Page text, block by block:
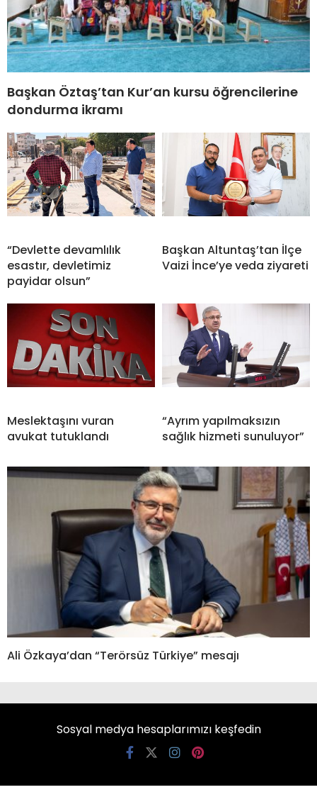
Başkan Öztaş’tan Kur’an kursu öğrencilerine
dondurma ikramı
“Devlette devamlılık
esastır, devletimiz
payidar olsun”
Başkan Altuntaş’tan İlçe
Vaizi İnce’ye veda ziyareti
Meslektaşını vuran
avukat tutuklandı
“Ayrım yapılmaksızın
sağlık hizmeti sunuluyor”
Ali Özkaya’dan “Terörsüz Türkiye” mesajı
Sosyal medya hesaplarımızı keşfedin